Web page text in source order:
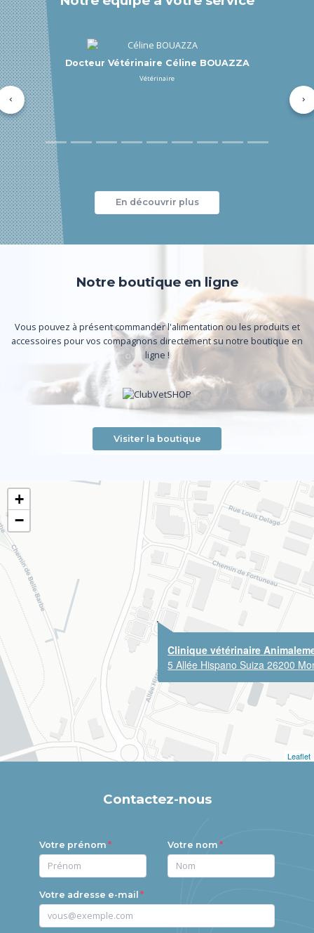
Docteur Vétérinaire Elsa MOULIN
Vétérinaire
Précédent
En découvrir plus
Notre boutique en ligne
Vous pouvez à présent commander l'alimentation ou les produits et
accessoires pour vos compagnons directement su notre boutique en
ligne !
Visiter la boutique
Clinique vétérinaire
5 Allée Hispano Suiza 26200
+
−
Leaflet
Contactez-nous
Votre prénom Votre nom
Votre adresse e-mail